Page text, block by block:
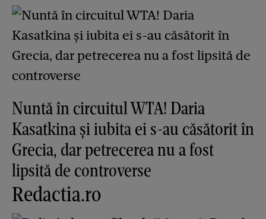
Nuntă în circuitul WTA! Daria
Kasatkina și iubita ei s-au căsătorit în
Grecia, dar petrecerea nu a fost
lipsită de controverse
Redactia.ro